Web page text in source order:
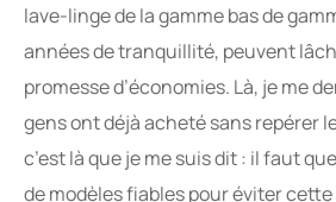
lave-linge de la gamme bas de
années de tranquillité, peuvent
promesse d’économies. Là, je me
gens ont déjà acheté sans repérer
c’est là que je me suis dit : il faut
de modèles fiables pour éviter cette